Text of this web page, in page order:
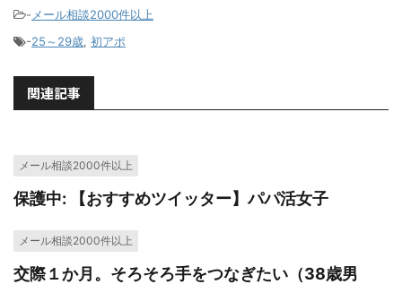
- メール相談2000件以上
-25～29歳, 初アポ
関連記事
メール相談2000件以上
保護中: 【おすすめツイッター】パパ活女子
メール相談2000件以上
交際１か月。そろそろ手をつなぎたい（38歳男